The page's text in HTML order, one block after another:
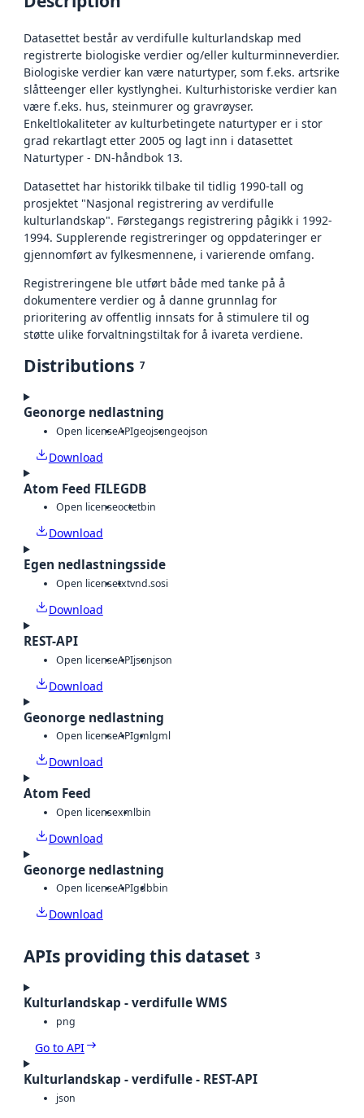
Datasettet består av verdifulle kulturlandskap med
registrerte biologiske verdier og/eller kulturminneverdier.
Biologiske verdier kan være naturtyper, som f.eks. artsrike
slåtteenger eller kystlynghei. Kulturhistoriske verdier kan
være f.eks. hus, steinmurer og gravrøyser.
Enkeltlokaliteter av kulturbetingete naturtyper er i stor
grad rekartlagt etter 2005 og lagt inn i datasettet
Naturtyper - DN-håndbok 13.
Datasettet har historikk tilbake til tidlig 1990-tall og
prosjektet "Nasjonal registrering av verdifulle
kulturlandskap". Førstegangs registrering pågikk i 1992-
1994. Supplerende registreringer og oppdateringer er
gjennomført av fylkesmennene, i varierende omfang.
Registreringene ble utført både med tanke på å
dokumentere verdier og å danne grunnlag for
prioritering av offentlig innsats for å stimulere til og
støtte ulike forvaltningstiltak for å ivareta verdiene.
Distributions 7
Geonorge nedlastning
Open licenseAPIgeojsongeojson
Download
Atom Feed FILEGDB
Open licenseoctetbin
Download
Egen nedlastningsside
Open licensetxtvnd.sosi
Download
REST-API
Open licenseAPIjsonjson
Download
Geonorge nedlastning
Open licenseAPIgmlgml
Download
Atom Feed
Open licensexmlbin
Download
Geonorge nedlastning
Open licenseAPIgdbbin
Download
APIs providing this dataset 3
Kulturlandskap - verdifulle WMS
png
Go to API
Kulturlandskap - verdifulle - REST-API
json